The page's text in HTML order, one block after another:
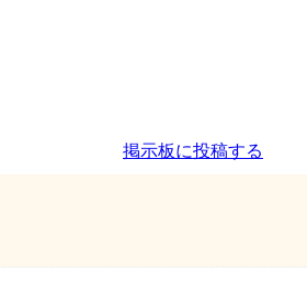
掲示板に投稿する